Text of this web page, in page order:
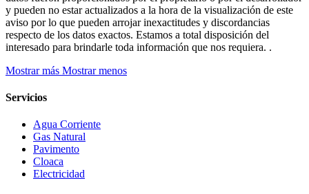
y pueden no estar actualizados a la hora de la visualización de este
aviso por lo que pueden arrojar inexactitudes y discordancias
respecto de los datos exactos. Estamos a total disposición del
interesado para brindarle toda información que nos requiera. .
Mostrar más Mostrar menos
Servicios
Agua Corriente
Gas Natural
Pavimento
Cloaca
Electricidad